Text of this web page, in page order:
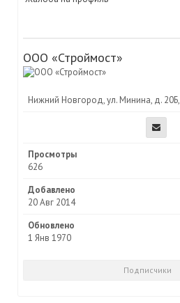
ООО «Строймост»
Нижний Новгород, ул. Минина, д. 20Б,
Просмотры
626
Добавлено
20 Авг 2014
Обновлено
1 Янв 1970
Подписчики